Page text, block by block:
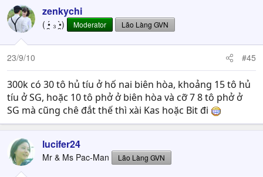
zenkychi
( •̯́ ₃ •̯̀) Moderator Lão Làng GVN
23/9/10 #45
300k có 30 tô hủ tíu ở hố nai biên hòa, khoảng 15 tô hủ
tíu ở SG, hoặc 10 tô phở ở biên hòa và cỡ 7 8 tô phở ở
SG mà cũng chê đắt thế thì xài Kas hoặc Bit đi
lucifer24
Mr & Ms Pac-Man Lão Làng GVN